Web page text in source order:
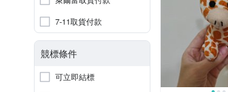
7-11取貨付款
競標條件
可立即結標